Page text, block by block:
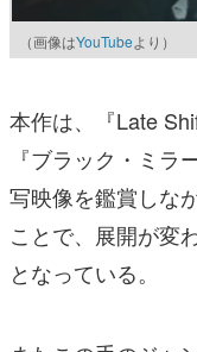
（画像はYouTubeより）
本作は、『Late
『ブラック・ミ
写映像を鑑賞しな
ことで、展開が変
となっている。